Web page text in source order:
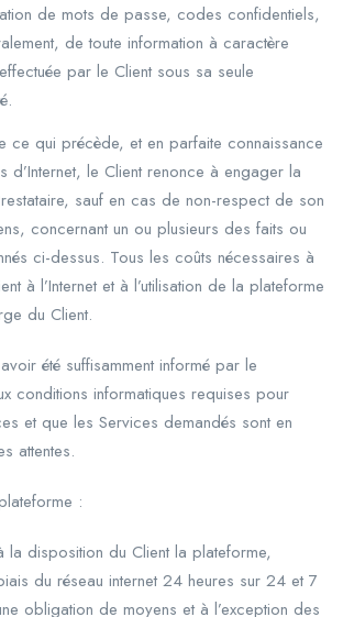
de mots de passe, codes confidentiels,
de toute information à caractère
par le Client sous sa seule
ce qui précède, et en parfaite connaissance
d’Internet, le Client renonce à engager la
sauf en cas de non-respect de son
concernant un ou plusieurs des faits ou
ci-dessus. Tous les coûts nécessaires à
à l’Internet et à l’utilisation de la plateforme
du Client.
été suffisamment informé par le
conditions informatiques requises pour
et que les Services demandés sont en
attentes.
:
la disposition du Client la plateforme,
du réseau internet 24 heures sur 24 et 7
obligation de moyens et à l’exception des